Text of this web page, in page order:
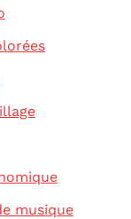
musique